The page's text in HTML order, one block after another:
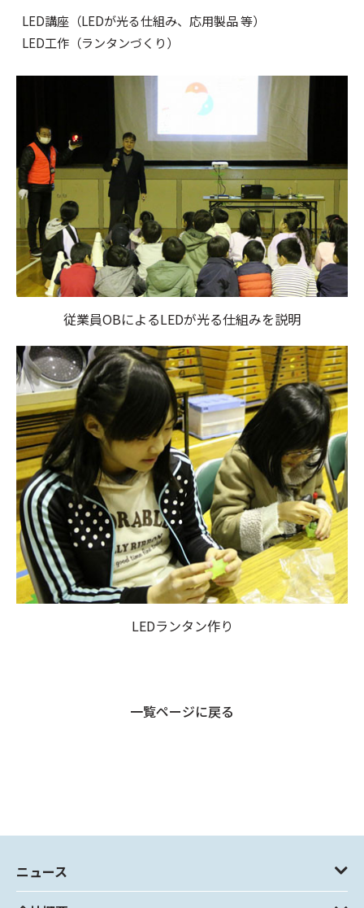
LED講座（LEDが光る仕組み、応用製品 等）
LED工作（ランタンづくり）
従業員OBによるLEDが光る仕組みを説明
LEDランタン作り
一覧ページに戻る
ニュース